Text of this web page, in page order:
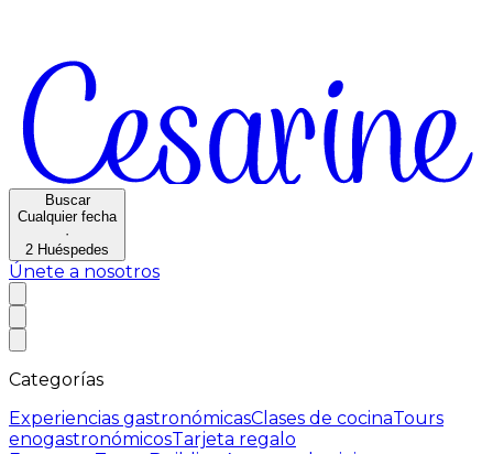
Buscar
Cualquier fecha
·
2 Huéspedes
Únete a nosotros
Categorías
Experiencias gastronómicasClases de cocinaTours
enogastronómicosTarjeta regalo